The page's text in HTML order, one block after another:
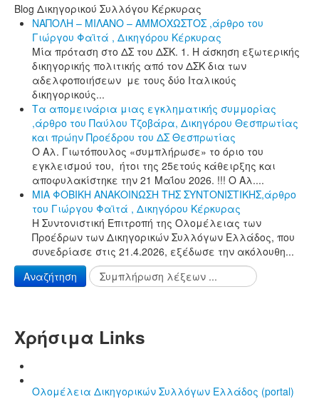
Blog Δικηγορικού Συλλόγου Κέρκυρας
ΝΑΠΟΛΗ – ΜΙΛΑΝΟ – ΑΜΜΟΧΩΣΤΟΣ ,άρθρο του
Γιώργου Φαϊτά , Δικηγόρου Κέρκυρας
Μία πρόταση στο ΔΣ του ΔΣΚ. 1. Η άσκηση εξωτερικής
δικηγορικής πολιτικής από τον ΔΣΚ δια των
αδελφοποιήσεων με τους δύο Ιταλικούς
δικηγορικούς...
Τα απομεινάρια μιας εγκληματικής συμμορίας
,άρθρο του Παύλου Τζοβάρα, Δικηγόρου Θεσπρωτίας
και πρώην Προέδρου του ΔΣ Θεσπρωτίας
Ο Αλ. Γιωτόπουλος «συμπλήρωσε» το όριο του
εγκλεισμού του, ήτοι της 25ετούς κάθειρξης και
αποφυλακίστηκε την 21 Μαΐου 2026. !!! Ο Αλ....
ΜΙΑ ΦΟΒΙΚΗ ΑΝΑΚΟΙΝΩΣΗ ΤΗΣ ΣΥΝΤΟΝΙΣΤΙΚΗΣ,άρθρο
του Γιώργου Φαϊτά , Δικηγόρου Κέρκυρας
Η Συντονιστική Επιτροπή της Ολομέλειας των
Προέδρων των Δικηγορικών Συλλόγων Ελλάδος, που
συνεδρίασε στις 21.4.2026, εξέδωσε την ακόλουθη...
Αναζήτηση
Χρήσιμα Links
Ολομέλεια Δικηγορικών Συλλόγων Ελλάδος (portal)